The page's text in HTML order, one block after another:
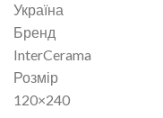
Україна
Бренд
InterCerama
Розмір
120×240